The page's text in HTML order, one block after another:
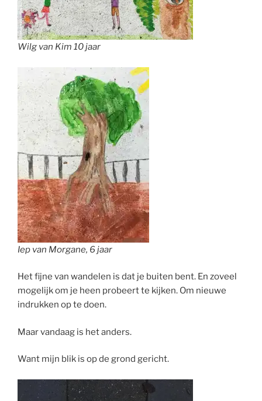
Wilg van Kim 10 jaar
Iep van Morgane, 6 jaar
Het fijne van wandelen is dat je buiten bent. En zoveel
mogelijk om je heen probeert te kijken. Om nieuwe
indrukken op te doen.
Maar vandaag is het anders.
Want mijn blik is op de grond gericht.